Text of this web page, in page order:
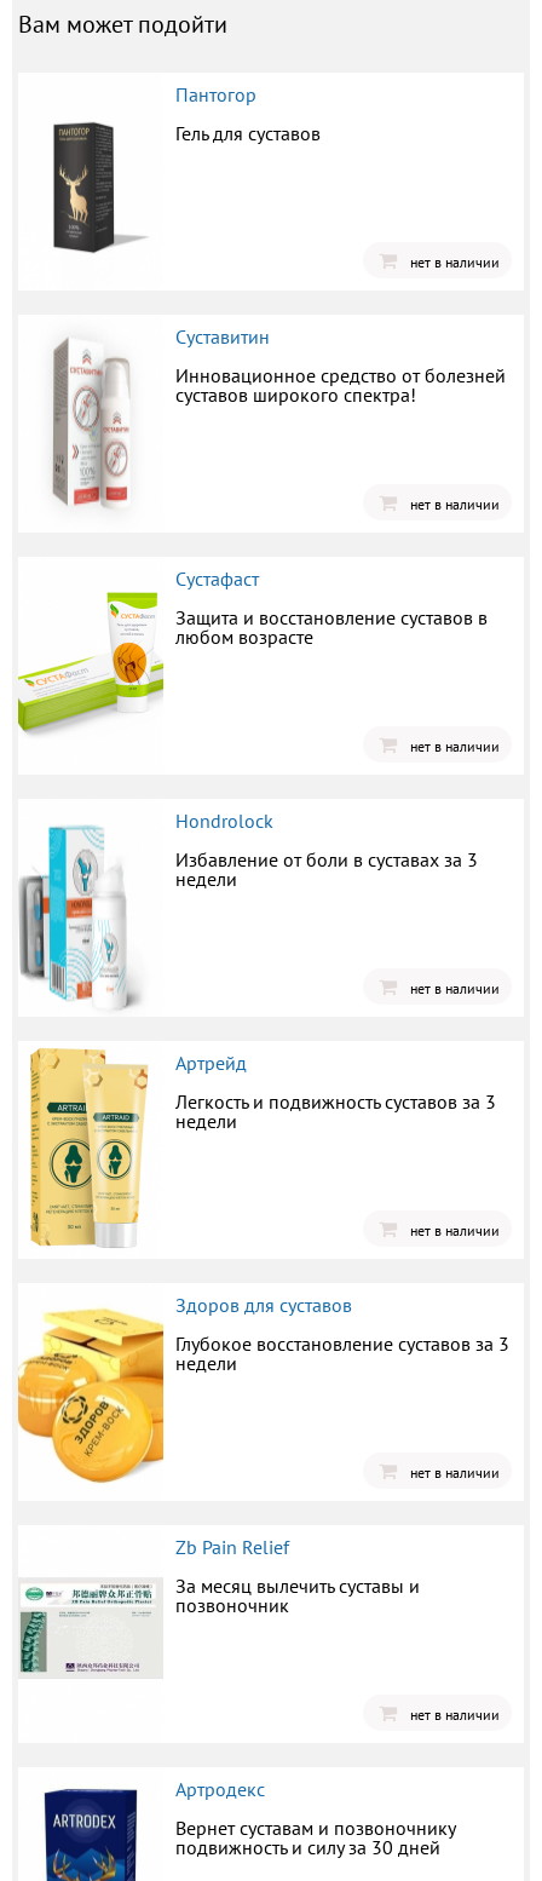
Вам может подойти
Пантогор
Гель для суставов
нет в наличии
Суставитин
Инновационное средство от болезней
суставов широкого спектра!
нет в наличии
Сустафаст
Защита и восстановление суставов в
любом возрасте
нет в наличии
Hondrolock
Избавление от боли в суставах за 3
недели
нет в наличии
Артрейд
Легкость и подвижность суставов за 3
недели
нет в наличии
Здоров для суставов
Глубокое восстановление суставов за 3
недели
нет в наличии
Zb Pain Relief
За месяц вылечить суставы и
позвоночник
нет в наличии
Артродекс
Вернет суставам и позвоночнику
подвижность и силу за 30 дней